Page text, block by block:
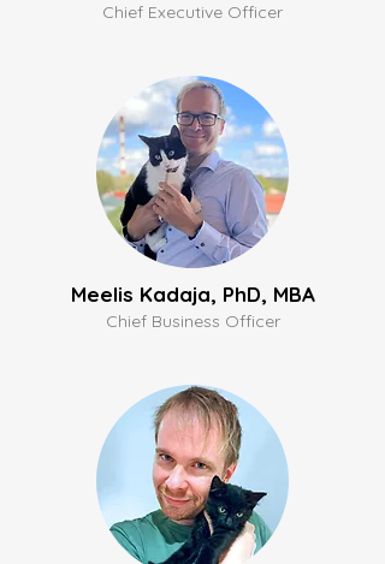
Chief Executive Officer
Meelis Kadaja, PhD, MBA
Chief Business Officer